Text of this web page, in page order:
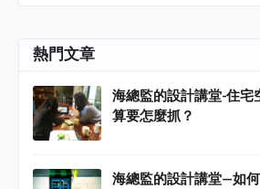
熱門文章
海總監的設計講堂-住宅
算要怎麼抓？
海總監的設計講堂—如